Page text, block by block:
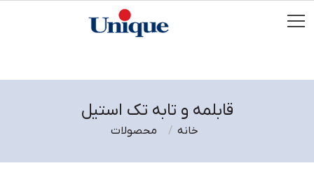
قابلمه و تابه تک استیل
محصولات خانه